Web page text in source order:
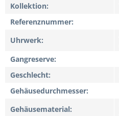
Kollektion
Referenznummer
Uhrwerk
Gangreserve
Geschlecht
Gehäusedurchmesser
Gehäusematerial